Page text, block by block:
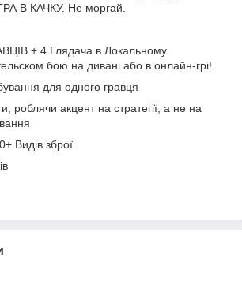
В КАЧКУ. Не моргай.
+ 4 Глядача в Локальному
бою на дивані або в онлайн-грі!
для одного гравця
роблячи акцент на стратегії, а не на
Видів зброї